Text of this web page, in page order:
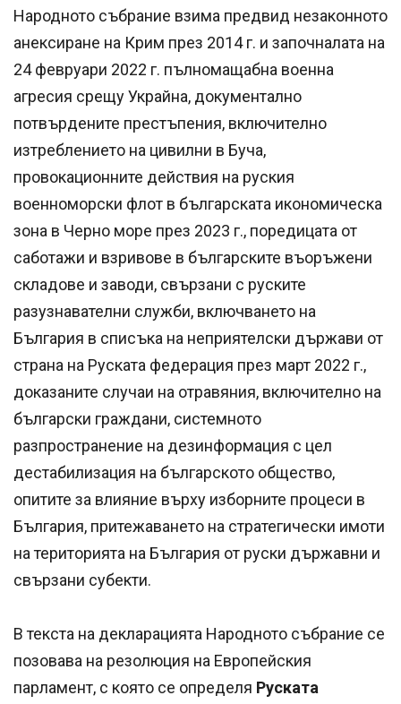
Народното събрание взима предвид незаконното
анексиране на Крим през 2014 г. и започналата на
24 февруари 2022 г. пълномащабна военна
агресия срещу Украйна, документално
потвърдените престъпения, включително
изтреблението на цивилни в Буча,
провокационните действия на руския
военноморски флот в българската икономическа
зона в Черно море през 2023 г., поредицата от
саботажи и взривове в българските въоръжени
складове и заводи, свързани с руските
разузнавателни служби, включването на
България в списъка на неприятелски държави от
страна на Руската федерация през март 2022 г.,
доказаните случаи на отравяния, включително на
български граждани, системното
разпространение на дезинформация с цел
дестабилизация на българското общество,
опитите за влияние върху изборните процеси в
България, притежаването на стратегически имоти
на територията на България от руски държавни и
свързани субекти.
В текста на декларацията Народното събрание се
позовава на резолюция на Европейския
парламент, с която се определя Руската